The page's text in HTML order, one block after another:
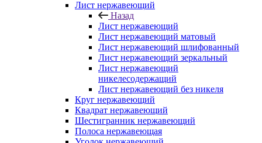
Лист нержавеющий
Назад
Лист нержавеющий
Лист нержавеющий матовый
Лист нержавеющий шлифованный
Лист нержавеющий зеркальный
Лист нержавеющий
никелесодержащий
Лист нержавеющий без никеля
Круг нержавеющий
Квадрат нержавеющий
Шестигранник нержавеющий
Полоса нержавеющая